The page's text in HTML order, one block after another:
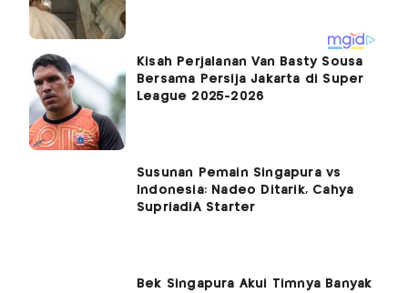
Kisah Perjalanan Van Basty Sousa
Bersama Persija Jakarta di Super
League 2025-2026
Susunan Pemain Singapura vs
Indonesia: Nadeo Ditarik, Cahya
SupriadiÂ Starter
Bek Singapura Akui Timnya Banyak